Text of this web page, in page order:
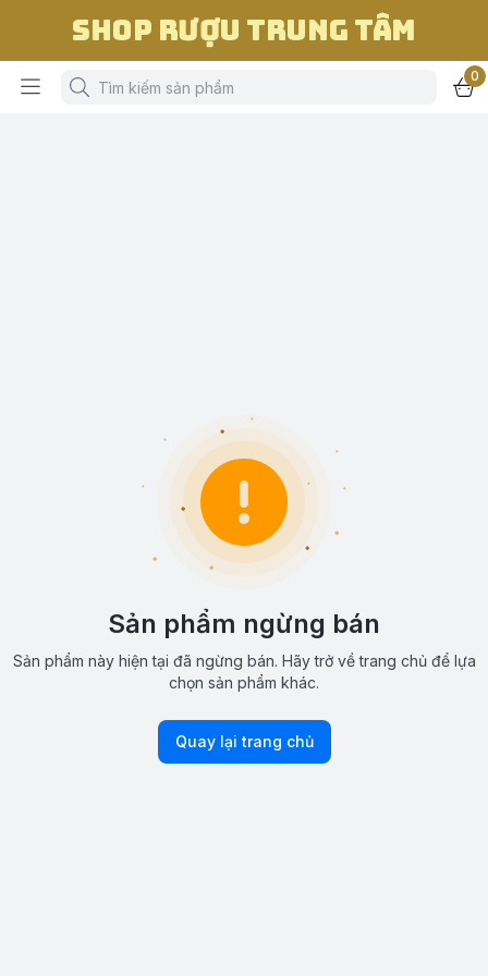
Shop Rượu Trung Tâm
0
Sản phẩm ngừng bán
Sản phẩm này hiện tại đã ngừng bán. Hãy trở về trang chủ để lựa
chọn sản phẩm khác.
Quay lại trang chủ